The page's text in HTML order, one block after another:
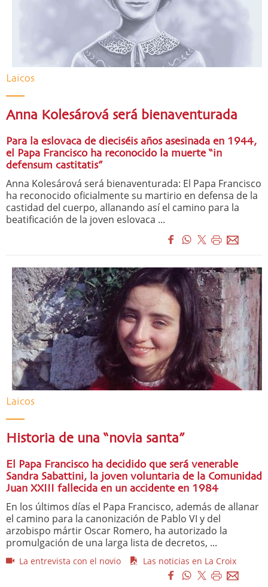
Laicos
Anna Kolesárová será bienaventurada
Para la eslovaca de dieciséis años asesinada en 1944,
el Papa Francisco ha reconocido la muerte “in
defensum castitatis”
Anna Kolesárová será bienaventurada: El Papa Francisco
ha reconocido oficialmente su martirio en defensa de la
castidad del cuerpo, allanando así el camino para la
beatificación de la joven eslovaca ...
Laicos
Historia de una “novia santa”
El Papa Francisco ha decidido que será venerable
Sandra Sabattini, la joven voluntaria de la Comunidad
Juan XXIII fallecida en un accidente en 1984
En los últimos días el Papa Francisco, además de allanar
el camino para la canonización de Pablo VI y del
arzobispo mártir Oscar Romero, ha autorizado la
promulgación de una larga lista de decretos, ...
La entrevista con el novio Las noticias en La Croix